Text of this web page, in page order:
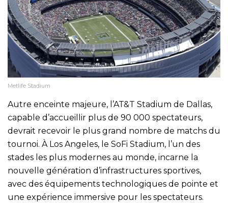
Metlife Stadium
Autre enceinte majeure, l’AT&T Stadium de Dallas,
capable d’accueillir plus de 90 000 spectateurs,
devrait recevoir le plus grand nombre de matchs du
tournoi. À Los Angeles, le SoFi Stadium, l’un des
stades les plus modernes au monde, incarne la
nouvelle génération d’infrastructures sportives,
avec des équipements technologiques de pointe et
une expérience immersive pour les spectateurs.